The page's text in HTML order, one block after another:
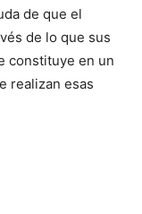
de que el
de lo que sus
constituye en un
realizan esas